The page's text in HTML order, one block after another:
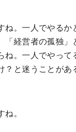
ね。一人でやるか
「経営者の孤独」
ね。一人でやって
？と迷うことがあ
ね。